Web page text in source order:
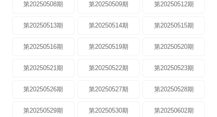
第20250508期 第20250509期 第20250512期
第20250513期 第20250514期 第20250515期
第20250516期 第20250519期 第20250520期
第20250521期 第20250522期 第20250523期
第20250526期 第20250527期 第20250528期
第20250529期 第20250530期 第20250602期